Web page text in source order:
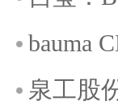
bauma
泉工股